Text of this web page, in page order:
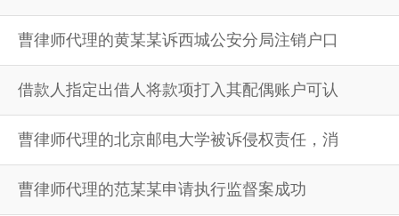
曹律师代理的黄某某诉西城公安分局注销户口
借款人指定出借人将款项打入其配偶账户可认
曹律师代理的北京邮电大学被诉侵权责任，消
曹律师代理的范某某申请执行监督案成功